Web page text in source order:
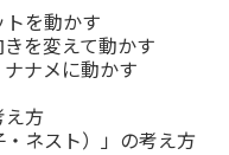
を動かす
を変えて動かす
ナメに動かす
方
ネスト）」の考え方